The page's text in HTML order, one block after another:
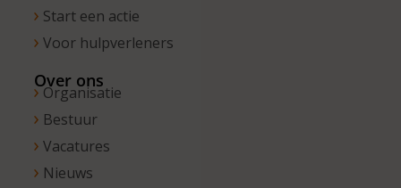
Start een actie
Voor hulpverleners
Over ons
Organisatie
Bestuur
Vacatures
Nieuws